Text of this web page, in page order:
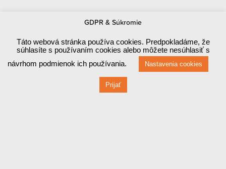
GDPR & Súkromie
Táto webová stránka používa cookies. Predpokladáme, že
súhlasíte s používaním cookies alebo môžete nesúhlasiť s
návrhom podmienok ich používania.
Nastavenia cookies
Prijať